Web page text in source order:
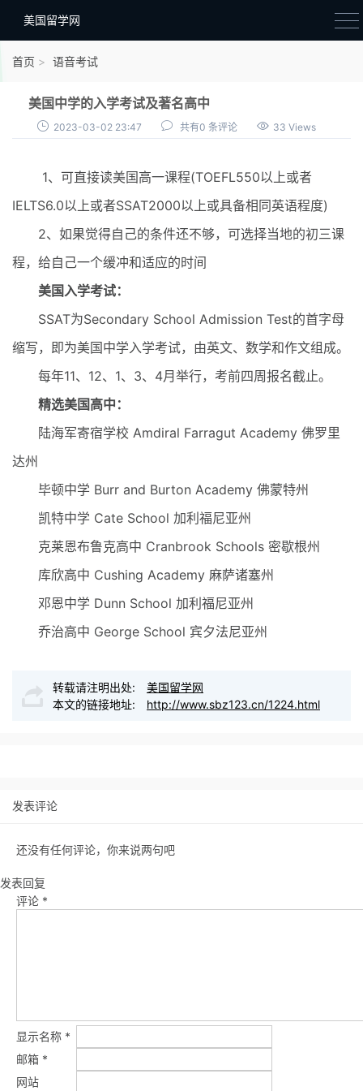
美国留学网
院校选择
材料准备
留学生活
首页 语音考试
美国中学的入学考试及著名高中
2023-03-02 23:47 共有0 条评论 33 Views
1、可直接读美国高一课程(TOEFL550以上或者
IELTS6.0以上或者SSAT2000以上或具备相同英语程度)
2、如果觉得自己的条件还不够，可选择当地的初三课
程，给自己一个缓冲和适应的时间
美国入学考试：
SSAT为Secondary School Admission Test的首字母
缩写，即为美国中学入学考试，由英文、数学和作文组成。
每年11、12、1、3、4月举行，考前四周报名截止。
精选美国高中：
陆海军寄宿学校 Amdiral Farragut Academy 佛罗里
达州
毕顿中学 Burr and Burton Academy 佛蒙特州
凯特中学 Cate School 加利福尼亚州
克莱恩布鲁克高中 Cranbrook Schools 密歇根州
库欣高中 Cushing Academy 麻萨诸塞州
邓恩中学 Dunn School 加利福尼亚州
乔治高中 George School 宾夕法尼亚州
转载请注明出处:
美国留学网
本文的链接地址:
http://www.sbz123.cn/1224.html
发表评论
还没有任何评论，你来说两句吧
发表回复
评论 *
显示名称 *
邮箱 *
网站